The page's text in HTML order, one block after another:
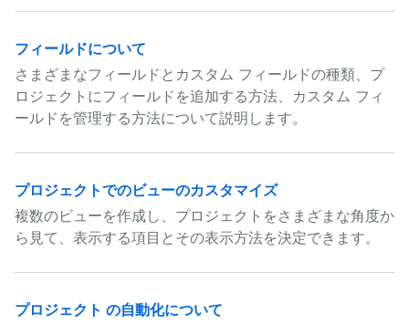
フィールドについて
さまざまなフィールドとカスタム フィールドの種類、プ
ロジェクトにフィールドを追加する方法、カスタム フィ
ールドを管理する方法について説明します。
プロジェクトでのビューのカスタマイズ
複数のビューを作成し、プロジェクトをさまざまな角度か
ら見て、表示する項目とその表示方法を決定できます。
プロジェクト の自動化について